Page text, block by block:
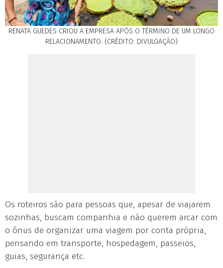
RENATA GUEDES CRIOU A EMPRESA APÓS O TÉRMINO DE UM LONGO
RELACIONAMENTO. (CRÉDITO: DIVULGAÇÃO)
Os roteiros são para pessoas que, apesar de viajarem
sozinhas, buscam companhia e não querem arcar com
o ônus de organizar uma viagem por conta própria,
pensando em transporte, hospedagem, passeios,
guias, segurança etc.